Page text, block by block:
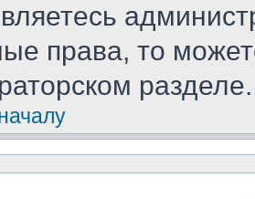
права, то
разделе.